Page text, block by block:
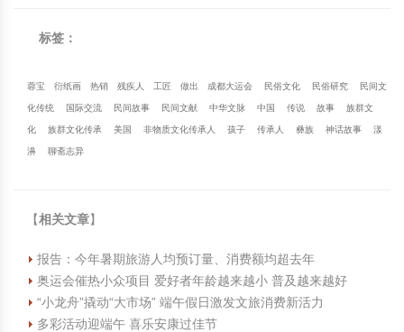
标签：
蓉宝 衍纸画 热销 残疾人 工匠 做出 成都大运会 民俗文化 民俗研究 民间文
化传统 国际交流 民间故事 民间文献 中华文脉 中国 传说 故事 族群文
化 族群文化传承 美国 非物质文化传承人 孩子 传承人 彝族 神话故事 漾
濞 聊斋志异
【相关文章】
报告：今年暑期旅游人均预订量、消费额均超去年
奥运会催热小众项目 爱好者年龄越来越小 普及越来越好
“小龙舟”撬动“大市场” 端午假日激发文旅消费新活力
多彩活动迎端午 喜乐安康过佳节